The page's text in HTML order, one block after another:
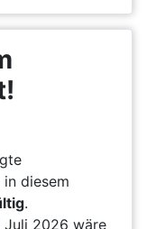
diesem
.
Juli 2026 wäre